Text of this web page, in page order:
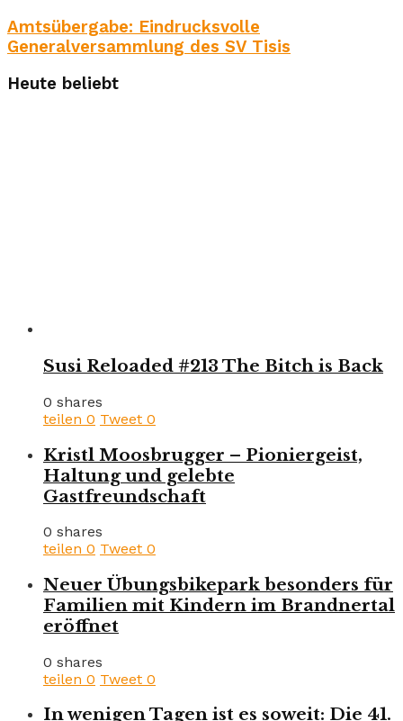
Amtsübergabe: Eindrucksvolle
Generalversammlung des SV Tisis
Heute beliebt
Susi Reloaded #213 The Bitch is Back
0 shares
teilen 0 Tweet 0
Kristl Moosbrugger – Pioniergeist,
Haltung und gelebte
Gastfreundschaft
0 shares
teilen 0 Tweet 0
Neuer Übungsbikepark besonders für
Familien mit Kindern im Brandnertal
eröffnet
0 shares
teilen 0 Tweet 0
In wenigen Tagen ist es soweit: Die 41.